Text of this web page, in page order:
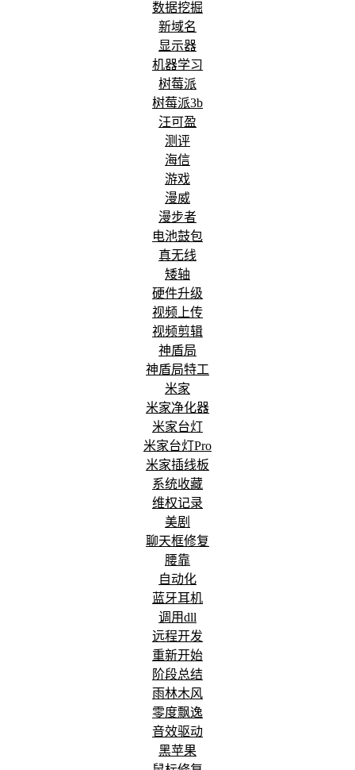
数据挖掘
新域名
显示器
机器学习
树莓派
树莓派3b
汪可盈
测评
海信
游戏
漫威
漫步者
电池鼓包
真无线
矮轴
硬件升级
视频上传
视频剪辑
神盾局
神盾局特工
米家
米家净化器
米家台灯
米家台灯Pro
米家插线板
系统收藏
维权记录
美剧
聊天框修复
腰靠
自动化
蓝牙耳机
调用dll
远程开发
重新开始
阶段总结
雨林木风
零度飘逸
音效驱动
黑苹果